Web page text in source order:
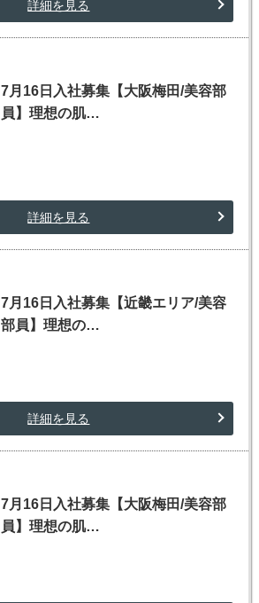
詳細を見る
7月16日入社募集【大阪梅田/美容部
員】理想の肌…
詳細を見る
7月16日入社募集【近畿エリア/美容
部員】理想の…
詳細を見る
7月16日入社募集【大阪梅田/美容部
員】理想の肌…